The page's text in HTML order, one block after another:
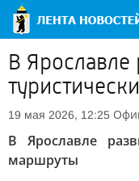
В Ярославле
19 мая 2026, 12:25
В Ярославле
маршруты